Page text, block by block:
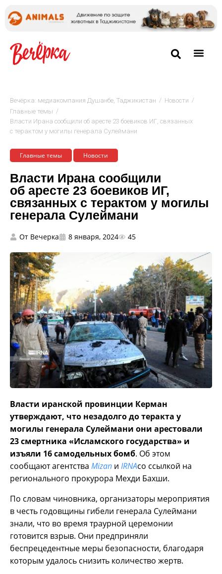
Вечёрка: медиакомпания Душанбе, Таджикистан / Новости /
Главные темы /
Власти Ирана сообщили об аресте 23 боевиков ИГ, связанных
с терактом у могилы генерала Сулеймани
Главные темы Новости
Власти Ирана сообщили
об аресте 23 боевиков ИГ,
связанных с терактом у могилы
генерала Сулеймани
От Вечерка 8 января, 2024 45
Власти иранской провинции Керман
утверждают, что незадолго до теракта у
могилы генерала Сулеймани они арестовали
23 смертника «Исламского государства» и
изъяли 16 самодельных бомб. Об этом
сообщают агентства Mizan и IRNAсо ссылкой на
регионального прокурора Мехди Бахши.
По словам чиновника, организаторы мероприятия
в честь годовщины гибели генерала Сулеймани
знали, что во время траурной церемонии
готовится взрыв. Они предприняли
беспрецедентные меры безопасности, благодаря
которым удалось снизить количество жертв.